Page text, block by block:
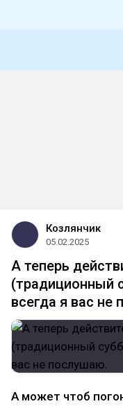
Козлянчик
05.02.2025
А теперь
(традиционный
всегда я вас не
А может чтоб